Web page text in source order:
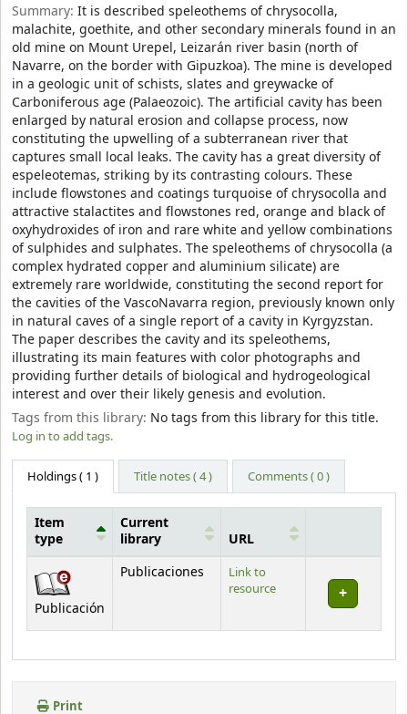
Summary: It is described speleothems of chrysocolla,
malachite, goethite, and other secondary minerals found in an
old mine on Mount Urepel, Leizarán river basin (north of
Navarre, on the border with Gipuzkoa). The mine is developed
in a geologic unit of schists, slates and greywacke of
Carboniferous age (Palaeozoic). The artificial cavity has been
enlarged by natural erosion and collapse process, now
constituting the upwelling of a subterranean river that
captures small local leaks. The cavity has a great diversity of
espeleotemas, striking by its contrasting colours. These
include flowstones and coatings turquoise of chrysocolla and
attractive stalactites and flowstones red, orange and black of
oxyhydroxides of iron and rare white and yellow combinations
of sulphides and sulphates. The speleothems of chrysocolla (a
complex hydrated copper and aluminium silicate) are
extremely rare worldwide, constituting the second report for
the cavities of the VascoNavarra region, previously known only
in natural caves of a single report of a cavity in Kyrgyzstan.
The paper describes the cavity and its speleothems,
illustrating its main features with color photographs and
providing further details of biological and hydrogeological
interest and over their likely genesis and evolution.
Tags from this library: No tags from this library for this title.
Log in to add tags.
Holdings( 1 ) Title notes ( 4 ) Comments ( 0 )
Holdings
Item
type
Current
library
URL
Publicación
Publicaciones
Link to
resource
Print